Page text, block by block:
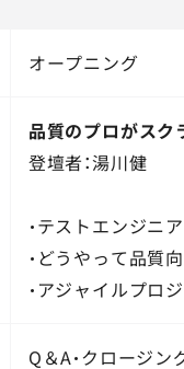
オープニング
品質のプロがス
登壇者：湯川健
・テストエンジニ
・どうやって品質
・アジャイルプロ
Q＆A・クロージン